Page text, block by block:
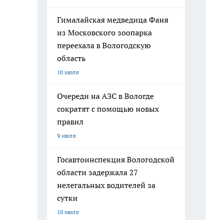
Гималайская медведица Фаня
из Московского зоопарка
переехала в Вологодскую
область
10 июля
Очереди на АЗС в Вологде
сократят с помощью новых
правил
9 июля
Госавтоинспекция Вологодской
области задержала 27
нелегальных водителей за
сутки
10 июля